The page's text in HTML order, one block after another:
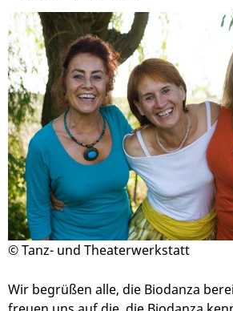
© Tanz- und Theaterwerkstatt
Wir begrüßen alle, die Biodanza